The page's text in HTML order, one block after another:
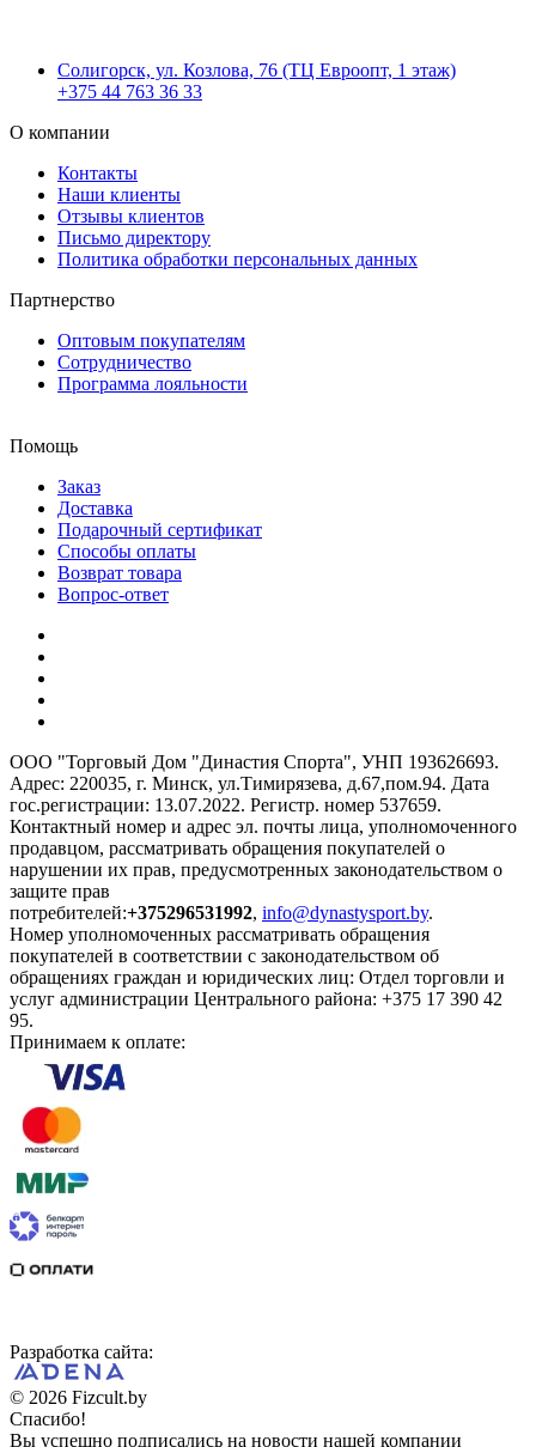
Солигорск, ул. Козлова, 76 (ТЦ Евроопт, 1 этаж)
+375 44 763 36 33
О компании
Контакты
Наши клиенты
Отзывы клиентов
Письмо директору
Политика обработки персональных данных
Партнерство
Оптовым покупателям
Сотрудничество
Программа лояльности
Помощь
Заказ
Доставка
Подарочный сертификат
Способы оплаты
Возврат товара
Вопрос-ответ
ООО "Торговый Дом "Династия Спорта", УНП 193626693.
Адрес: 220035, г. Минск, ул.Тимирязева, д.67,пом.94. Дата
гос.регистрации: 13.07.2022. Регистр. номер 537659.
Контактный номер и адрес эл. почты лица, уполномоченного
продавцом, рассматривать обращения покупателей о
нарушении их прав, предусмотренных законодательством о
защите прав
потребителей:+375296531992, info@dynastysport.by.
Номер уполномоченных рассматривать обращения
покупателей в соответствии с законодательством об
обращениях граждан и юридических лиц: Отдел торговли и
услуг администрации Центрального района: +375 17 390 42
95.
Принимаем к оплате:
Разработка сайта:
© 2026 Fizcult.by
Спасибо!
Вы успешно подписались на новости нашей компании